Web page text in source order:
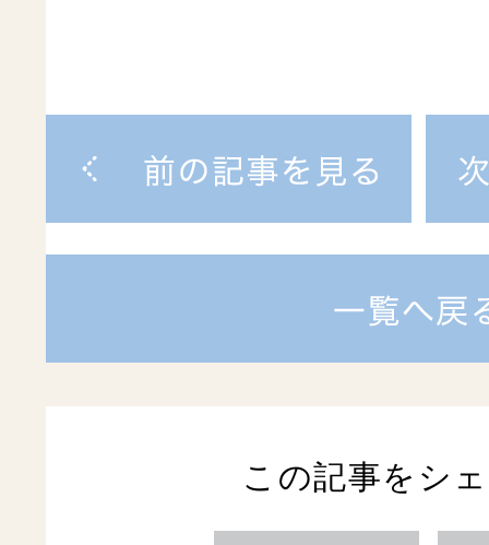
この記事をシ